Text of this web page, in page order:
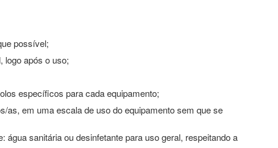
possível;
logo após o uso;
específicos para cada equipamento;
as, em uma escala de uso do equipamento sem que se
sanitária ou desinfetante para uso geral, respeitando a